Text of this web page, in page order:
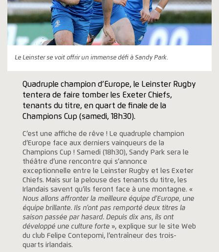
Le Leinster se voit offrir un immense défi à Sandy Park.
Quadruple champion d’Europe, le Leinster Rugby
tentera de faire tomber les Exeter Chiefs,
tenants du titre, en quart de finale de la
Champions Cup (samedi, 18h30).
C’est une affiche de rêve ! Le quadruple champion
d’Europe face aux derniers vainqueurs de la
Champions Cup ! Samedi (18h30), Sandy Park sera le
théâtre d’une rencontre qui s’annonce
exceptionnelle entre le Leinster Rugby et les Exeter
Chiefs. Mais sur la pelouse des tenants du titre, les
Irlandais savent qu’ils feront face à une montagne. «
Nous allons affronter la meilleure équipe d’Europe, une
équipe brillante. Ils n’ont pas remporté deux titres la
saison passée par hasard. Depuis dix ans, ils ont
développé une culture forte », explique sur le site Web
du club Felipe Contepomi, l’entraîneur des trois-
quarts irlandais.